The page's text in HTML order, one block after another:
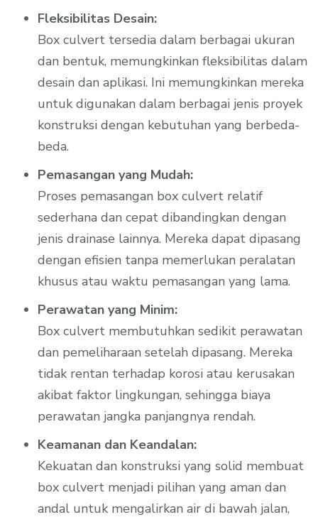
Fleksibilitas Desain:
Box culvert tersedia dalam berbagai ukuran
dan bentuk, memungkinkan fleksibilitas dalam
desain dan aplikasi. Ini memungkinkan mereka
untuk digunakan dalam berbagai jenis proyek
konstruksi dengan kebutuhan yang berbeda-
beda.
Pemasangan yang Mudah:
Proses pemasangan box culvert relatif
sederhana dan cepat dibandingkan dengan
jenis drainase lainnya. Mereka dapat dipasang
dengan efisien tanpa memerlukan peralatan
khusus atau waktu pemasangan yang lama.
Perawatan yang Minim:
Box culvert membutuhkan sedikit perawatan
dan pemeliharaan setelah dipasang. Mereka
tidak rentan terhadap korosi atau kerusakan
akibat faktor lingkungan, sehingga biaya
perawatan jangka panjangnya rendah.
Keamanan dan Keandalan:
Kekuatan dan konstruksi yang solid membuat
box culvert menjadi pilihan yang aman dan
andal untuk mengalirkan air di bawah jalan,